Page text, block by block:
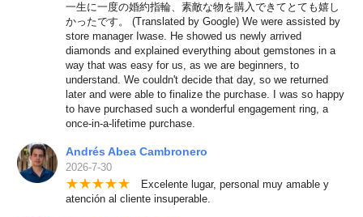
一生に一度の婚約指輪、素敵な物を購入できてとても嬉し
かったです。 (Translated by Google) We were assisted by
store manager Iwase. He showed us newly arrived
diamonds and explained everything about gemstones in a
way that was easy for us, as we are beginners, to
understand. We couldn't decide that day, so we returned
later and were able to finalize the purchase. I was so happy
to have purchased such a wonderful engagement ring, a
once-in-a-lifetime purchase.
Andrés Abea Cambronero
2026-7-30
★★★★★ Excelente lugar, personal muy amable y
atención al cliente insuperable.